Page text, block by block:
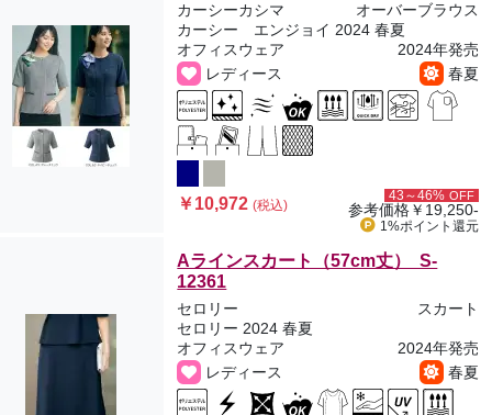
カーシーカシマ
オーバーブラウス
カーシー エンジョイ 2024 春夏
オフィスウェア
2024年発売
レディース
春夏
￥10,972(税込)
43～46% OFF
参考価格￥19,250-
1%ポイント 還元
Aラインスカート（57cm丈） S-
12361
セロリー
スカート
セロリー 2024 春夏
オフィスウェア
2024年発売
レディース
春夏